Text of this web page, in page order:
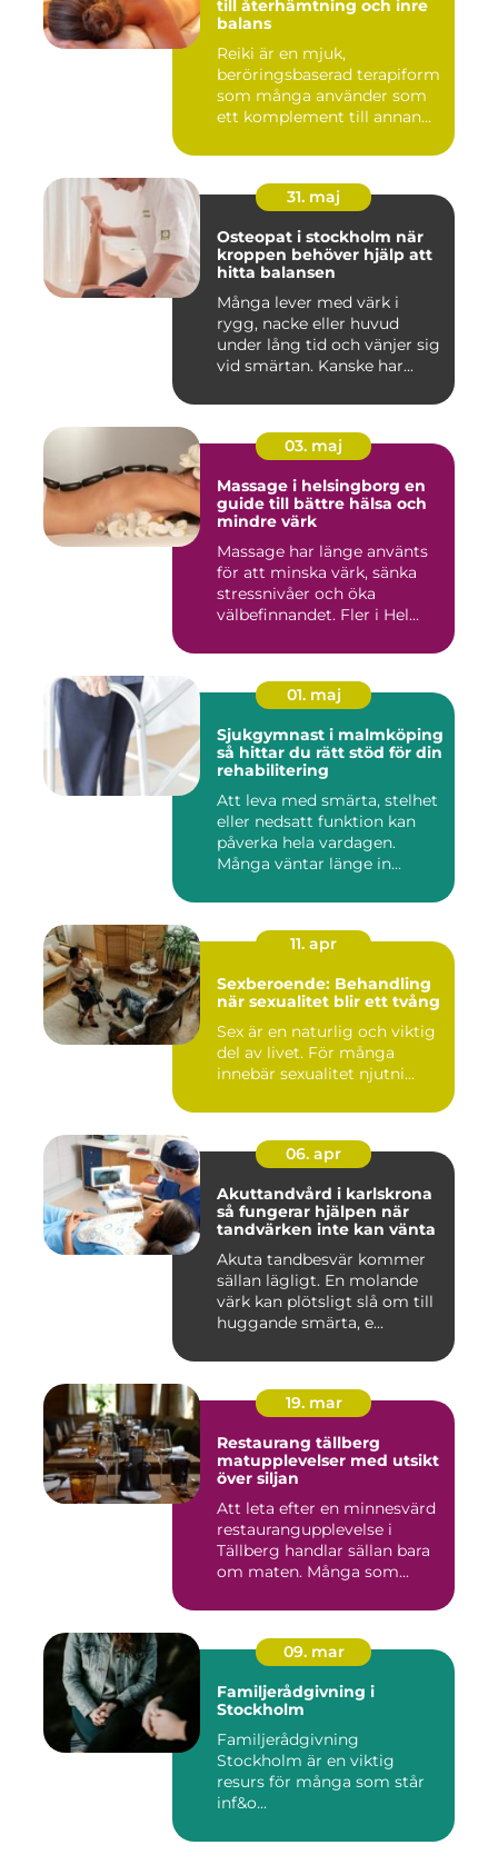
till återhämtning och inre
balans
Reiki är en mjuk,
beröringsbaserad terapiform
som många använder som
ett komplement till annan
31. maj
Osteopat i stockholm när
kroppen behöver hjälp att
hitta balansen
Många lever med värk i
rygg, nacke eller huvud
under lång tid och vänjer sig
vid smärtan. Kanske har...
03. maj
Massage i helsingborg en
guide till bättre hälsa och
mindre värk
Massage har länge använts
för att minska värk, sänka
stressnivåer och öka
välbefinnandet. Fler i Hel...
01. maj
Sjukgymnast i malmköping
så hittar du rätt stöd för din
rehabilitering
Att leva med smärta, stelhet
eller nedsatt funktion kan
påverka hela vardagen.
Många väntar länge in...
11. apr
Sexberoende: Behandling
när sexualitet blir ett tvång
Sex är en naturlig och viktig
del av livet. För många
innebär sexualitet njutni...
06. apr
Akuttandvård i karlskrona
så fungerar hjälpen när
tandvärken inte kan vänta
Akuta tandbesvär kommer
sällan lägligt. En molande
värk kan plötsligt slå om till
huggande smärta, e...
19. mar
Restaurang tällberg
matupplevelser med utsikt
över siljan
Att leta efter en minnesvärd
restaurangupplevelse i
Tällberg handlar sällan bara
om maten. Många som...
09. mar
Familjerådgivning i
Stockholm
Familjerådgivning
Stockholm är en viktig
resurs för många som står
inf&o...